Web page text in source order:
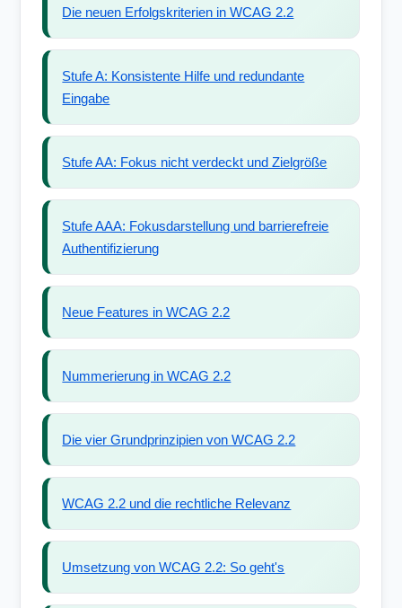
Die neuen Erfolgskriterien in WCAG 2.2
Stufe A: Konsistente Hilfe und redundante
Eingabe
Stufe AA: Fokus nicht verdeckt und Zielgröße
Stufe AAA: Fokusdarstellung und barrierefreie
Authentifizierung
Neue Features in WCAG 2.2
Nummerierung in WCAG 2.2
Die vier Grundprinzipien von WCAG 2.2
WCAG 2.2 und die rechtliche Relevanz
Umsetzung von WCAG 2.2: So geht's